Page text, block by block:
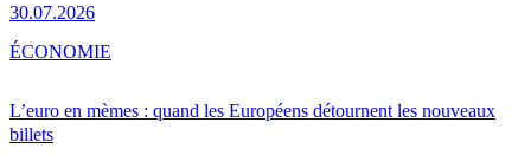
30.07.2026
L’euro en mèmes : quand les Européens détournent les nouveaux
billets
ÉCONOMIE